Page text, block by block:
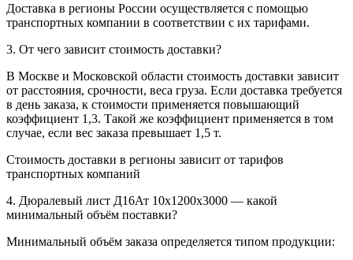
Доставка в регионы России осуществляется с помощью
транспортных компании в соответствии с их тарифами.
3. От чего зависит стоимость доставки?
В Москве и Московской области стоимость доставки зависит
от расстояния, срочности, веса груза. Если доставка требуется
в день заказа, к стоимости применяется повышающий
коэффициент 1,3. Такой же коэффициент применяется в том
случае, если вес заказа превышает 1,5 т.
Стоимость доставки в регионы зависит от тарифов
транспортных компаний
4. Дюралевый лист Д16Ат 10х1200х3000 — какой
минимальный объём поставки?
Минимальный объём заказа определяется типом продукции: